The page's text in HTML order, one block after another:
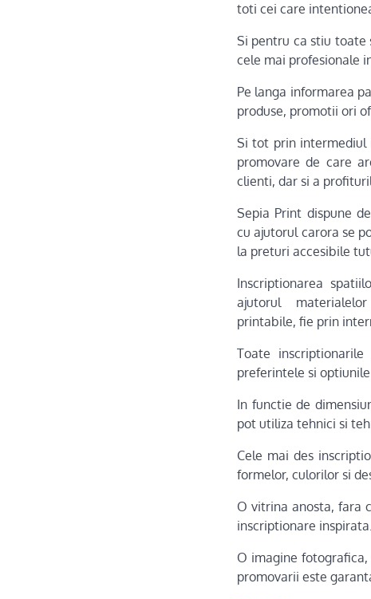
toti cei care
Si pentru ca stiu toate
cele mai profesionale
Pe langa informarea
produse, promotii ori
Si tot prin intermediul
promovare de care
clienti, dar si a
Sepia Print dispune
cu ajutorul carora se
la preturi accesibile
Inscriptionarea
ajutorul
printabile, fie prin
Toate
preferintele si
In functie de
pot utiliza tehnici si
Cele mai des
formelor, culorilor si
O vitrina anosta, fara
inscriptionare inspirata.
O imagine
promovarii este